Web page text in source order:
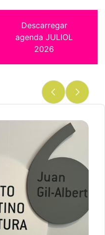
Descarregar
agenda JULIOL
2026